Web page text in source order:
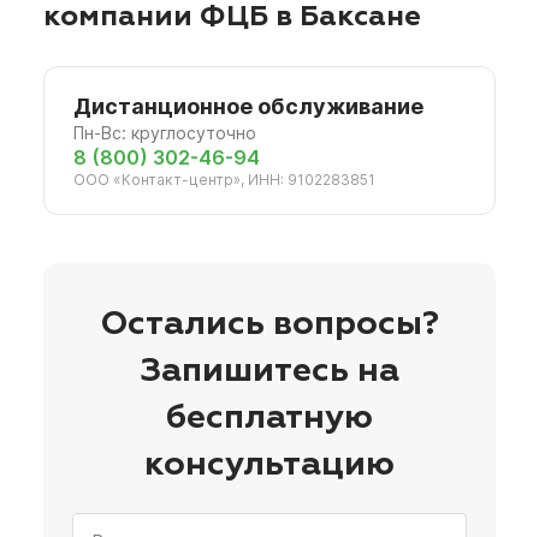
компании ФЦБ в Баксане
Дистанционное обслуживание
Пн-Вс: круглосуточно
8 (800) 302-46-94
ООО «Контакт-центр», ИНН: 9102283851
Остались вопросы?
Запишитесь на
бесплатную
консультацию